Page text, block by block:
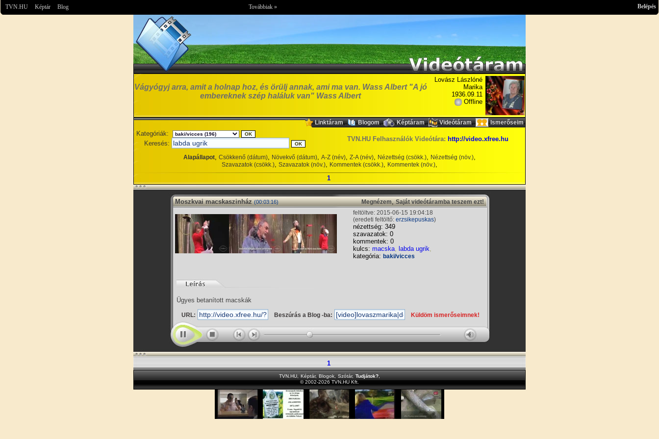
TVN.HU Képtár Blog Továbbiak » Belépés
Vágyógyj arra, amit a holnap hoz, és örülj annak, ami ma van. Wass Albert "A jó
embereknek szép haláluk van" Wass Albert
Lovász Lászlóné
Marika
1936.09.11
Offline
Linktáram, Blogom, Képtáram, Videótáram, Ismerőseim
Kategóriák:
Keresés:
TVN.HU Felhasználók Videótára: http://video.xfree.hu
Alapállapot, Csökkenő (dátum), Növekvő (dátum), A-Z (név), Z-A (név), Nézettség (csökk.), Nézettség (növ.),
Szavazatok (csökk.), Szavazatok (növ.), Kommentek (csökk.), Kommentek (növ.),
1
Moszkvai macskaszinház (00:03:16) Megnézem,Saját videótáramba teszem ezt!
feltöltve: 2015-06-15 19:04:18
(eredeti feltöltő: erzsikepuskas)
nézettség: 349
szavazatok: 0
kommentek: 0
kulcs: macska, labda ugrik,
kategória: baki/vicces
Ügyes betanított macskák
URL: Beszúrás a Blog -ba: Küldöm ismerőseimnek!
1
TVN.HU Képtár, Blogok Szótár, Tudjátok?
© 2002-2026 TVN.HU Kft.